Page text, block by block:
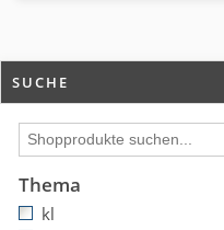
SUCHE
Thema
kl